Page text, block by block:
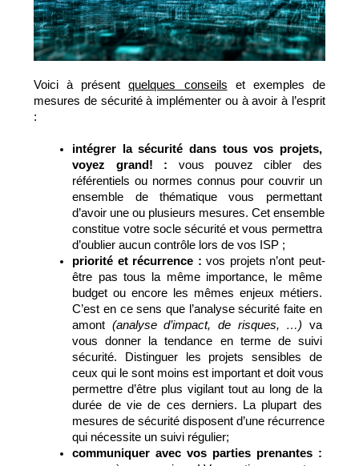
Voici à présent quelques conseils et exemples de
mesures de sécurité à implémenter ou à avoir à l’esprit
:
intégrer la sécurité dans tous vos projets,
voyez grand! : vous pouvez cibler des
référentiels ou normes connus pour couvrir un
ensemble de thématique vous permettant
d’avoir une ou plusieurs mesures. Cet ensemble
constitue votre socle sécurité et vous permettra
d’oublier aucun contrôle lors de vos ISP ;
priorité et récurrence : vos projets n’ont peut-
être pas tous la même importance, le même
budget ou encore les mêmes enjeux métiers.
C’est en ce sens que l’analyse sécurité faite en
amont (analyse d’impact, de risques, …) va
vous donner la tendance en terme de suivi
sécurité. Distinguer les projets sensibles de
ceux qui le sont moins est important et doit vous
permettre d’être plus vigilant tout au long de la
durée de vie de ces derniers. La plupart des
mesures de sécurité disposent d’une récurrence
qui nécessite un suivi régulier;